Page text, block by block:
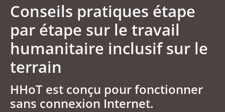
Conseils pratiques étape
par étape sur le travail
humanitaire inclusif sur le
terrain
HHoT est conçu pour fonctionner
sans connexion Internet.